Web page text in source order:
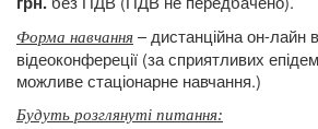
Форма навчання – дистанційна он-лайн
відеоконфереції (за сприятливих
можливе стаціонарне навчання.)
Будуть розглянуті питання: